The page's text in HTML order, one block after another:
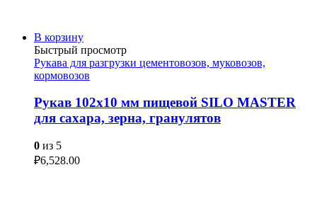
В корзину
Быстрый просмотр
Рукава для разгрузки цементовозов, муковозов,
кормовозов
Рукав 102х10 мм пищевой SILO MASTER
для сахара, зерна, гранулятов
0 из 5
₽6,528.00